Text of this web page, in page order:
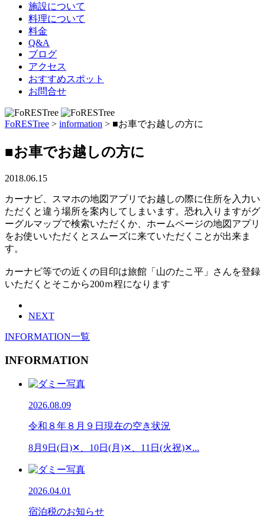
施設について
料理について
料金
Q&A
ブログ
アクセス
おすすめスポット
お問合せ
FoRESTree > information > ■お車でお越しの方に
■お車でお越しの方に
2018.06.15
カーナビ、スマホの地図アプリでお越しの際に住所を入力い
ただくと違う場所を案内してしまいます。恐れ入りますがグ
ーグルマップで検索いただくか、ホームページの地図アプリ
をお使いいただくとスムーズに来ていただくことが出来ま
す。
カーナビ等での近くの目印は旅館「山のたこ平」さんを登録
いただくとそこから200ｍ程になります
NEXT
INFORMATION一覧
INFORMATION
2026.08.09
令和８年８月９日現在の空き状況
8月9日(日)✕、10日(月)✕、11日(火祝)✕...
2026.04.01
宿泊税のお知らせ